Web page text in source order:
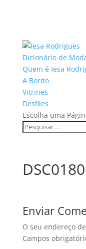
Dicionário de
Quem é Iesa
A Bordo
Vitrines
Desfiles
Escolha uma
Enviar
O seu endereço
Campos